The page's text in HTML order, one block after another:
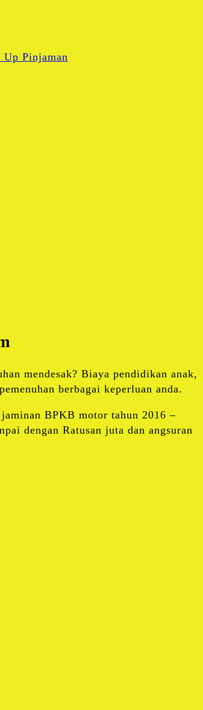
Up Pinjaman
mendesak? Biaya pendidikan anak,
berbagai keperluan anda.
BPKB motor tahun 2016 –
dengan Ratusan juta dan angsuran